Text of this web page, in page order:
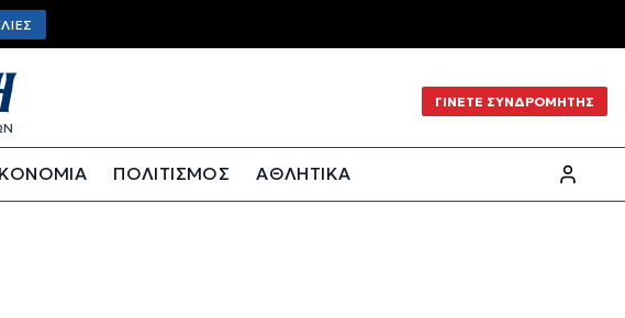
ΓΙΝΕΤΕ ΣΥΝΔΡΟΜΗΤΗΣ
ΠΟΛΙΤΙΣΜΟΣ
ΑΘΛΗΤΙΚΑ